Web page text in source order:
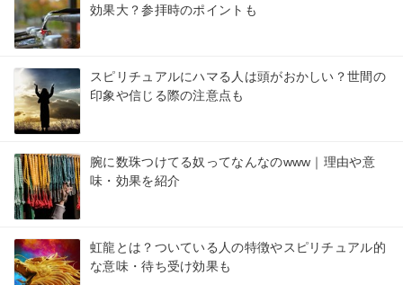
効果大？参拝時のポイントも
スピリチュアルにハマる人は頭がおかしい？世間の
印象や信じる際の注意点も
腕に数珠つけてる奴ってなんなのwww｜理由や意
味・効果を紹介
虹龍とは？ついている人の特徴やスピリチュアル的
な意味・待ち受け効果も